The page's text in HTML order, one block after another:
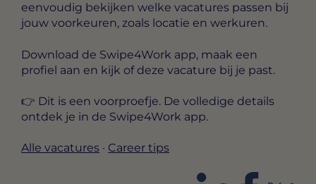
eenvoudig bekijken welke vacatures passen bij
jouw voorkeuren, zoals locatie en werkuren.
Download de Swipe4Work app, maak een
profiel aan en kijk of deze vacature bij je past.
👉 Dit is een voorproefje. De volledige details
ontdek je in de Swipe4Work app.
Alle vacatures · Career tips